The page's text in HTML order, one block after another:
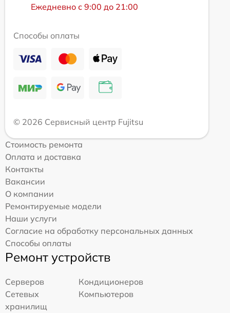
Ежедневно с 9:00 до 21:00
Способы оплаты
© 2026 Сервисный центр Fujitsu
Стоимость ремонта
Оплата и доставка
Контакты
Вакансии
О компании
Ремонтируемые модели
Наши услуги
Согласие на обработку персональных данных
Способы оплаты
Ремонт устройств
Серверов
Кондиционеров
Сетевых
хранилищ
Компьютеров